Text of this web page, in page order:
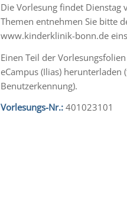
Die Vorlesung findet
Themen entnehmen Sie bitte
www.kinderklinik-bonn.de
Einen Teil der
eCampus (Ilias) herunterladen
Benutzerkennung).
Vorlesungs-Nr.:401023101